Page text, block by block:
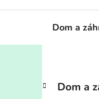
Dom a
BPreskočiť
kategórie
K
a
Dom a